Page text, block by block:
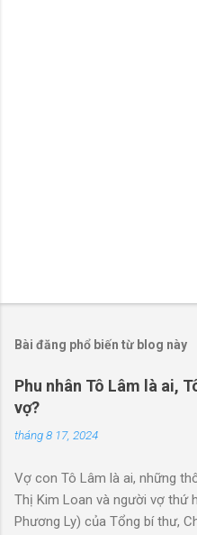
Bài đăng phổ biến từ blog này
Phu nhân Tô Lâm là ai,
vợ?
tháng 8 17, 2024
Vợ con Tô Lâm là ai, những
Thị Kim Loan và người vợ thứ
Phương Ly) của Tổng bí thư,